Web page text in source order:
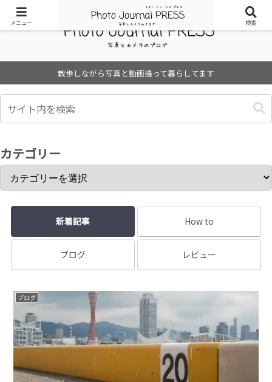
散歩しながら写真と動画撮って暮らしてます
カテゴリー
新着記事 How to
ブログ レビュー
ブログ
メニュー 検索